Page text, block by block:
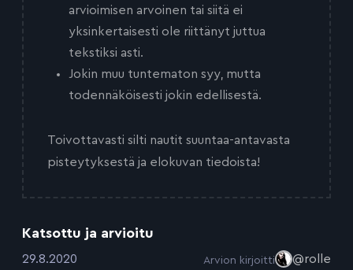
arvioimisen arvoinen tai siitä ei
yksinkertaisesti ole riittänyt juttua
tekstiksi asti.
Jokin muu tuntematon syy, mutta
todennäköisesti jokin edellisestä.
Toivottavasti silti nautit suuntaa-antavasta
pisteytyksestä ja elokuvan tiedoista!
Katsottu ja arvioitu
:29.8.2020 Arvion kirjoitti @rolle